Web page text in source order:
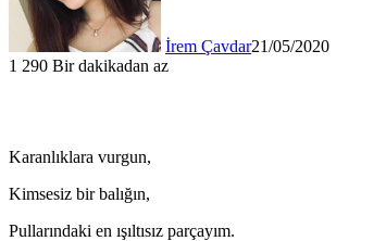
İrem Çavdar21/05/2020
1 290 Bir dakikadan az
Karanlıklara vurgun,
Kimsesiz bir balığın,
Pullarındaki en ışıltısız parçayım.